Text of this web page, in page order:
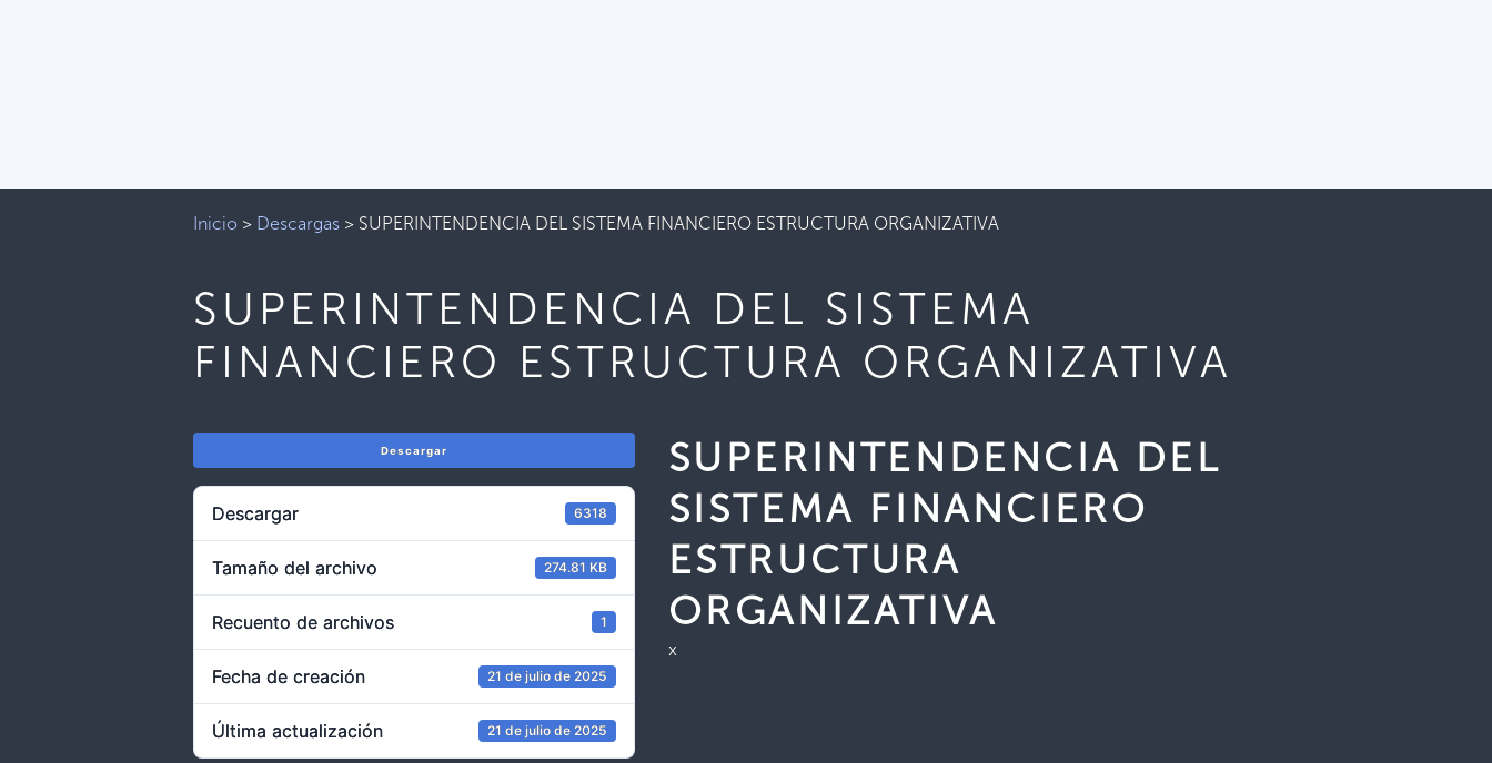
Inicio > Descargas > SUPERINTENDENCIA DEL SISTEMA FINANCIERO ESTRUCTURA ORGANIZATIVA
SUPERINTENDENCIA DEL SISTEMA
FINANCIERO ESTRUCTURA ORGANIZATIVA
Descargar
Descargar 6318
Tamaño del archivo 274.81 KB
Recuento de archivos 1
Fecha de creación 21 de julio de 2025
Última actualización 21 de julio de 2025
SUPERINTENDENCIA DEL
SISTEMA FINANCIERO
ESTRUCTURA
ORGANIZATIVA
x